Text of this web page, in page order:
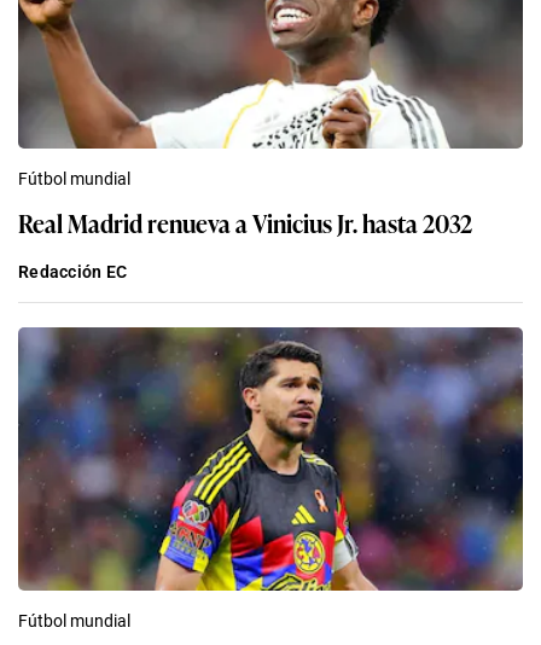
Fútbol mundial
Real Madrid renueva a Vinicius Jr. hasta 2032
Redacción EC
Fútbol mundial